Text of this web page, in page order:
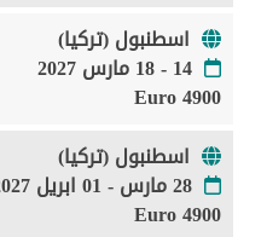
اسطنبول (تركيا)
14 - 18 مارس 2027
4900 Euro
اسطنبول (تركيا)
28 مارس - 01 ابريل 2027
4900 Euro